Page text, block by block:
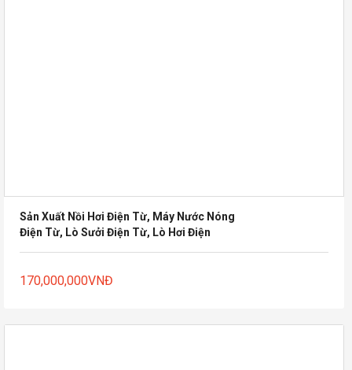
Sản Xuất Nồi Hơi Điện Từ, Máy Nước Nóng
Điện Từ, Lò Sưởi Điện Từ, Lò Hơi Điện
170,000,000VNĐ